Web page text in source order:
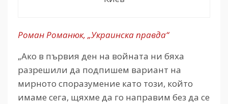
Роман Романюк, „Украинска правда“
„Ако в първия ден на войната ни бяха
разрешили да подпишем вариант на
мирното споразумение като този, който
имаме сега, щяхме да го направим без да се